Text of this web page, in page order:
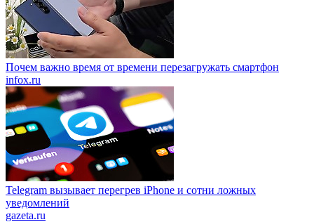
Почем важно время от времени перезагружать смартфон
infox.ru
Telegram вызывает перегрев iPhone и сотни ложных
уведомлений
gazeta.ru